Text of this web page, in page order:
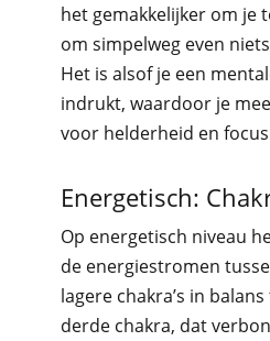
het gemakkelijker om je
om simpelweg even
Het is alsof je een
indrukt, waardoor je
voor helderheid en
Energetisch:
Op energetisch niveau
de energiestromen
lagere chakra’s in
derde chakra, dat